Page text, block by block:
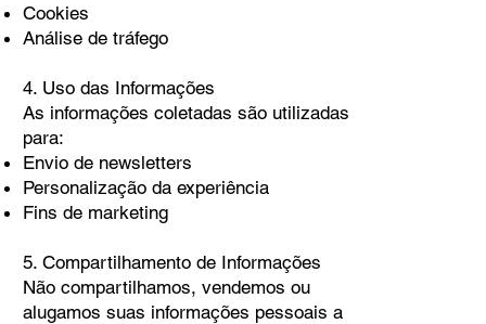
Cookies
Análise de tráfego
4. Uso das Informações
As informações coletadas são utilizadas
para:
Envio de newsletters
Personalização da experiência
Fins de marketing
5. Compartilhamento de Informações
Não compartilhamos, vendemos ou
alugamos suas informações pessoais a